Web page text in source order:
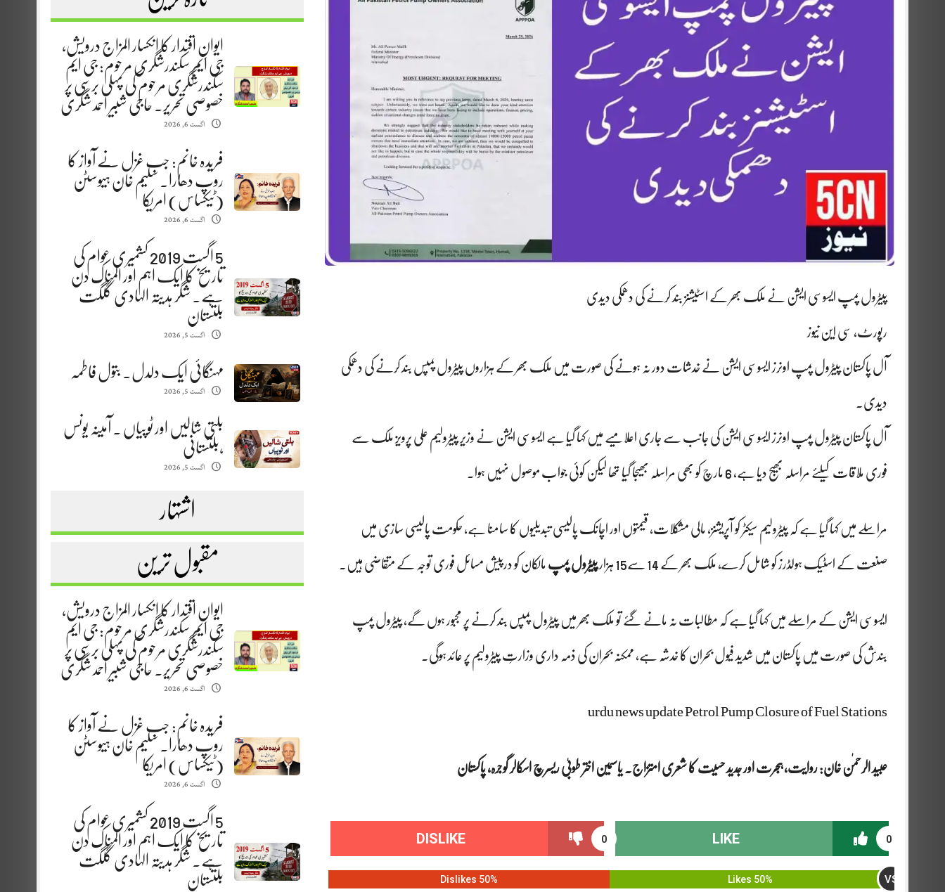
ایوانِ اقتدار کا انکسار المزاج درویش،
جی ایم سکندرشگری مرحوم: جی ایم
سکندرشگری مرحوم کی پہلی برسی پر
خصوصی تحریر. حاجی شبیر احمد شگری
اگست 6, 2026
فریدہ خانم: جب غزل نے آواز کا
روپ دھارا. سلیم خان ہیوسٹن
(ٹیکساس) امریکا
اگست 6, 2026
5 اگست 2019 کشمیری عوام کی
تاریخ کا ایک اہم اور المناک دن
ہے. شگر ہدیتہ الہادی گلگت
بلتستان
اگست 5, 2026
مہنگائی ایک دلدل. بتول فاطمہ
اگست 5, 2026
بلتی شالیں اور ٹوپیاں . آمینہ یونس
،بلتستانی
اگست 5, 2026
اشتہار
مقبول ترین
ایوانِ اقتدار کا انکسار المزاج درویش،
جی ایم سکندرشگری مرحوم: جی ایم
سکندرشگری مرحوم کی پہلی برسی پر
خصوصی تحریر. حاجی شبیر احمد شگری
اگست 6, 2026
فریدہ خانم: جب غزل نے آواز کا
روپ دھارا. سلیم خان ہیوسٹن
(ٹیکساس) امریکا
اگست 6, 2026
5 اگست 2019 کشمیری عوام کی
تاریخ کا ایک اہم اور المناک دن
ہے. شگر ہدیتہ الہادی گلگت
بلتستان
پیٹرول پمپ ایسوسی ایشن نے ملک بھر کے اسٹیشنز بند کرنے کی دھمکی دیدی
رپورٹ، سی این نیوز
آل پاکستان پیٹرول پمپ اونرز ایسوسی ایشن نے خدشات دور نہ ہونے کی صورت میں ملک بھر کے ہزاروں پیٹرول پمپس بند کرنے کی دھمکی
دیدی۔
آل پاکستان پیٹرول پمپ اونرز ایسوسی ایشن کی جانب سے جاری اعلامیے میں کہا گیا ہے ایسوسی ایشن نے وزیر پیٹرولیم علی پرویز ملک سے
فوری ملاقات کیلئے مراسلہ بھیج دیا ہے، 6 مارچ کو بھی مراسلہ بھیجا گیا تھا لیکن کوئی جواب موصول نہیں ہوا۔
مراسلے میں کہا گیا ہے کہ پیٹرولیم سیکٹر کو آپریشنز، مالی مشکلات، قیمتوں اور اچانک پالیسی تبدیلیوں کا سامنا ہے، حکومت پالیسی سازی میں
صنعت کے اسٹیک ہولڈرز کو شامل کرے، ملک بھر کے 14 سے15 ہزار پیٹرول پمپ مالکان کو درپیش مسائل فوری توجہ کے متقاضی ہیں۔
ایسوسی ایشن کے مراسلے میں کہا گیا ہے کہ مطالبات نہ مانے گئے تو ملک بھر میں پیٹرول پمپس بند کرنے پر مجبور ہوں گے، پیٹرول پمپ
بندش کی صورت میں پاکستان میں شدید فیول بحران کا خدشہ ہے، ممکنہ بحران کی ذمہ داری وزارتِ پیٹرولیم پر عائد ہوگی۔
urdu news update Petrol Pump Closure of Fuel Stations
عبید الرحمٰن خان: روایت، ہجرت اور جدید حسیت کا شعری امتزاج. یاسمین اختر طوبیٰ ریسرچ اسکالر گوجرہ، پاکستان
0
LIKE
0
DISLIKE
50% Likes VS
50% Dislikes